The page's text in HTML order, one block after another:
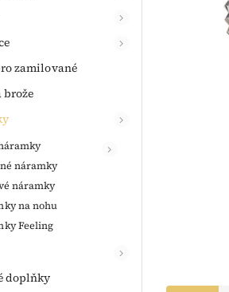
zamilované
brože
náramky
náramky
na nohu
Feeling
doplňky